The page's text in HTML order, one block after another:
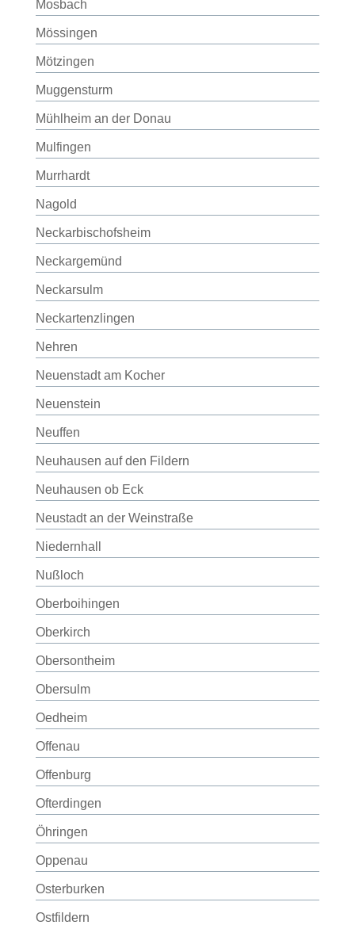
Mosbach
Mössingen
Mötzingen
Muggensturm
Mühlheim an der Donau
Mulfingen
Murrhardt
Nagold
Neckarbischofsheim
Neckargemünd
Neckarsulm
Neckartenzlingen
Nehren
Neuenstadt am Kocher
Neuenstein
Neuffen
Neuhausen auf den Fildern
Neuhausen ob Eck
Neustadt an der Weinstraße
Niedernhall
Nußloch
Oberboihingen
Oberkirch
Obersontheim
Obersulm
Oedheim
Offenau
Offenburg
Ofterdingen
Öhringen
Oppenau
Osterburken
Ostfildern